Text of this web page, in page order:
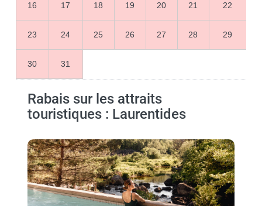
16 17 18 19 20 21 22
23 24 25 26 27 28 29
30 31
Rabais sur les attraits
touristiques : Laurentides